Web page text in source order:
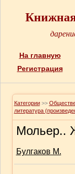
На главную
Регистрация
Категории >>
литература
Мольер..
Булгаков М.